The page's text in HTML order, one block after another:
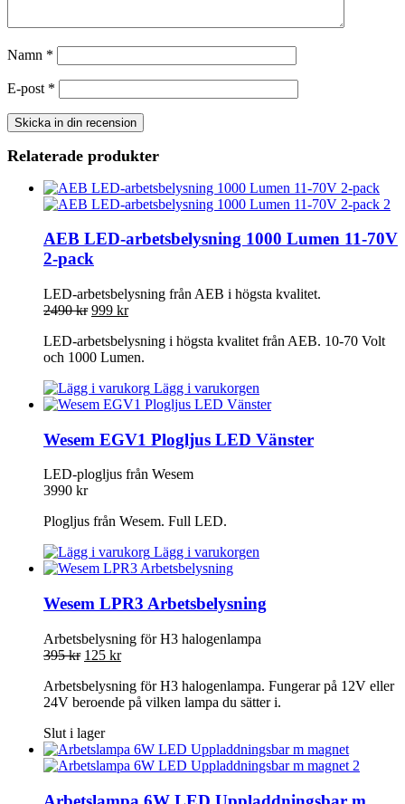
Namn *
E-post *
Relaterade produkter
AEB LED-arbetsbelysning 1000 Lumen 11-70V
2-pack
LED-arbetsbelysning från AEB i högsta kvalitet.
2490kr 999 kr
LED-arbetsbelysning i högsta kvalitet från AEB. 10-70 Volt
och 1000 Lumen.
Lägg i varukorgen
Wesem EGV1 Plogljus LED Vänster
LED-plogljus från Wesem
3990 kr
Plogljus från Wesem. Full LED.
Lägg i varukorgen
Wesem LPR3 Arbetsbelysning
Arbetsbelysning för H3 halogenlampa
395kr 125 kr
Arbetsbelysning för H3 halogenlampa. Fungerar på 12V eller
24V beroende på vilken lampa du sätter i.
Slut i lager